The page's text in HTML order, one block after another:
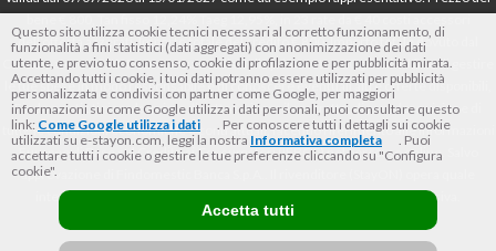
bene € 800, Tan fisso 12,24% Taeg 12,95%, in 23 rate da € 40 costi accessori
dell’offerta azzerati. Importo totale del credito € 800. Importo totale dovuto dal
Consumatore € 920. Decorrenza media della prima rata a 90 giorni. Al fine di gestire
le tue spese in modo responsabile e di conoscere eventuali altre offerte disponibili,
Findomestic ti ricorda, prima di sottoscrivere il contratto, di prendere visione di
tutte le condizioni economiche e contrattuali, facendo riferimento alle Informazioni
Europee di Base sul Credito ai Consumatori (IEBCC) nel percorso online. Salvo
approvazione di Findomestic Banca S.p.A.. Il rivenditore (StayON) opera quale
intermediario del credito per Findomestic Banca S.p.A., non in esclusiva.
Questo sito utilizza cookie tecnici necessari al corretto funzionamento, di
funzionalità a fini statistici (dati aggregati) con anonimizzazione dei dati
utente, e previo tuo consenso, cookie di profilazione e per pubblicità mirata.
Accettando tutti i cookie, i tuoi dati potranno essere utilizzati per pubblicità
personalizzata e condivisi con partner come Google, per maggiori
informazioni su come Google utilizza i dati personali, puoi consultare questo
link: Come Google utilizza i dati
. Per conoscere tutti i dettagli sui cookie
utilizzati su e-stayon.com, leggi la nostra Informativa completa
. Puoi
accettare tutti i cookie o gestire le tue preferenze cliccando su "Configura
cookie".
Accetta tutti